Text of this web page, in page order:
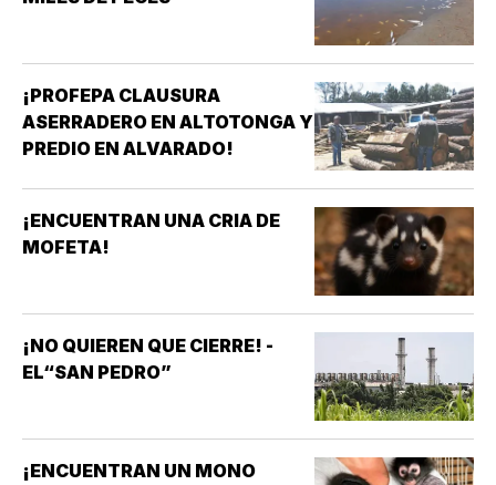
¡PROFEPA CLAUSURA
ASERRADERO EN ALTOTONGA Y
PREDIO EN ALVARADO!
¡ENCUENTRAN UNA CRIA DE
MOFETA!
¡NO QUIEREN QUE CIERRE! -
EL“SAN PEDRO”
¡ENCUENTRAN UN MONO